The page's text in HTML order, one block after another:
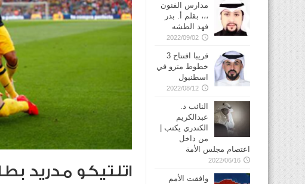
اتلتيكو مدريد بطلا
مدارس الفنون
،،، بقلم أ. بدر
فهد الطشه
2022/09/02
قريبا افتتاح 3
خطوط مترو في
2022/08/12
النائب د.
عبدالكريم
الكندري يكتب |
من داخل
اعتصام مجلس الأمة
2022/06/16
وافقت الأمم